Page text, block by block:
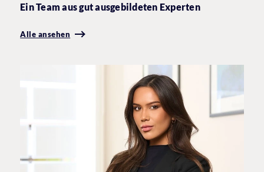
Ein Team aus gut ausgebildeten Experten
Alle ansehen